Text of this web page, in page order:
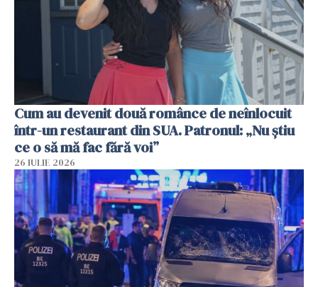
Cum au devenit două românce de neînlocuit
într-un restaurant din SUA. Patronul: „Nu știu
ce o să mă fac fără voi”
26 IULIE 2026